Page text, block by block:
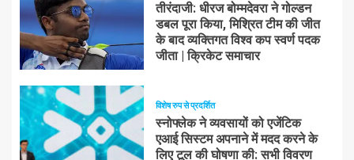
तीरंदाजी: धीरज बोम्मदेवरा ने गोल्डन
डबल पूरा किया, मिश्रित टीम की जीत
के बाद व्यक्तिगत विश्व कप स्वर्ण पदक
जीता | क्रिकेट समाचार
विशेष रुप से प्रदर्शित
स्नोफ्लेक ने व्यवसायों को एजेंटिक
एआई सिस्टम अपनाने में मदद करने के
लिए टूल की घोषणा की: सभी विवरण